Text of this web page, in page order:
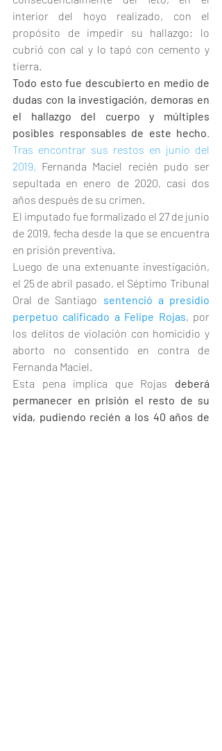
interior del hoyo realizado, con el
propósito de impedir su hallazgo; lo
cubrió con cal y lo tapó con cemento y
tierra.
Todo esto fue descubierto en medio de
dudas con la investigación, demoras en
el hallazgo del cuerpo y múltiples
posibles responsables de este hecho
Tras encontrar sus restos en junio del
2019, Fernanda Maciel recién pudo ser
sepultada en enero de 2020, casi dos
años después de su crimen.
El imputado fue formalizado el 27 de junio
de 2019, fecha desde la que se encuentra
en prisión preventiva.
Luego de una extenuante investigación,
el 25 de abril pasado, el Séptimo Tribunal
Oral de Santiago sentenció a presidio
perpetuo calificado a Felipe Rojas, por
los delitos de violación con homicidio y
aborto no consentido en contra de
Fernanda Maciel.
Esta pena implica que Rojas deberá
permanecer en prisión el resto de su
vida, pudiendo recién a los 40 años de